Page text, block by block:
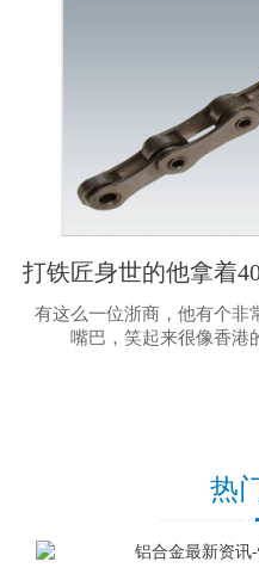
打铁匠身世的他拿着
千亿
有这么一位浙商，他有个非
嘴巴，笑起来很像香港
热